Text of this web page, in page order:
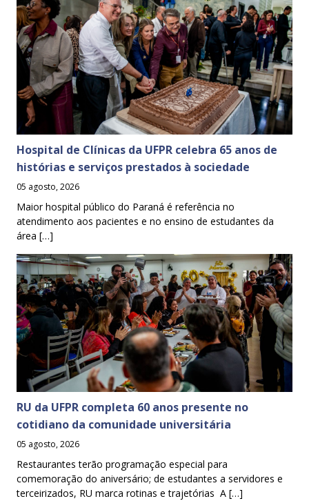
Hospital de Clínicas da UFPR celebra 65 anos de
histórias e serviços prestados à sociedade
05 agosto, 2026
Maior hospital público do Paraná é referência no
atendimento aos pacientes e no ensino de estudantes da
área […]
RU da UFPR completa 60 anos presente no
cotidiano da comunidade universitária
05 agosto, 2026
Restaurantes terão programação especial para
comemoração do aniversário; de estudantes a servidores e
terceirizados, RU marca rotinas e trajetórias A […]